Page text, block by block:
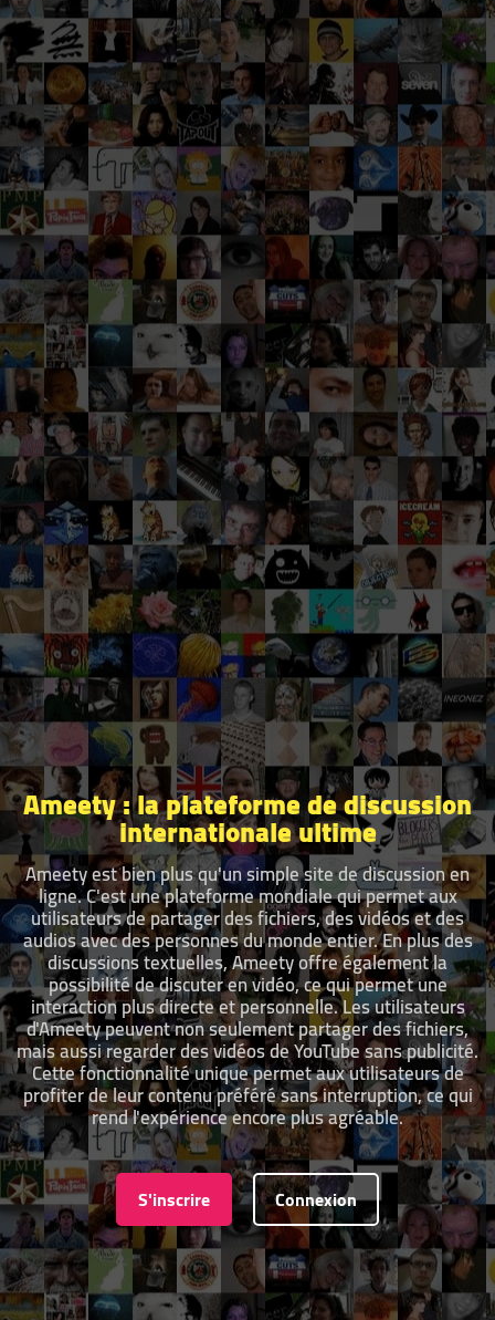
Ameety : la plateforme de discussion
internationale ultime
Ameety est bien plus qu'un simple site de discussion en
ligne. C'est une plateforme mondiale qui permet aux
utilisateurs de partager des fichiers, des vidéos et des
audios avec des personnes du monde entier. En plus des
discussions textuelles, Ameety offre également la
possibilité de discuter en vidéo, ce qui permet une
interaction plus directe et personnelle. Les utilisateurs
d'Ameety peuvent non seulement partager des fichiers,
mais aussi regarder des vidéos de YouTube sans publicité.
Cette fonctionnalité unique permet aux utilisateurs de
profiter de leur contenu préféré sans interruption, ce qui
rend l'expérience encore plus agréable.
S'inscrire Connexion